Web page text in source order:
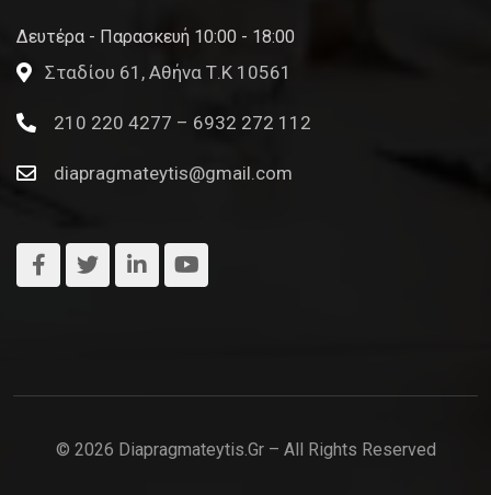
Δευτέρα - Παρασκευή 10:00 - 18:00
Σταδίου 61, Αθήνα Τ.Κ 10561
210 220 4277 – 6932 272 112
diapragmateytis@gmail.com
© 2026 Diapragmateytis.gr – All Rights Reserved